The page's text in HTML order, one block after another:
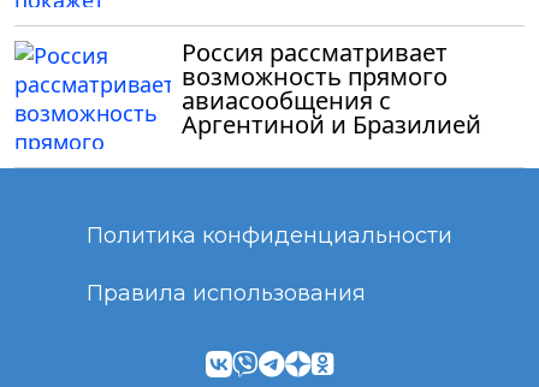
Россия рассматривает
возможность прямого
авиасообщения с
Аргентиной и Бразилией
Политика конфиденциальности
Правила использования